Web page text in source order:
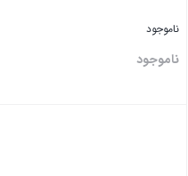
ناموجود
ناموجود